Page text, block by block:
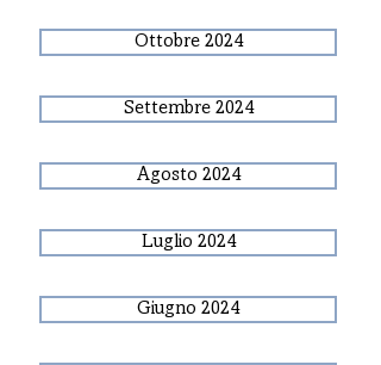
Ottobre 2024
Settembre 2024
Agosto 2024
Luglio 2024
Giugno 2024